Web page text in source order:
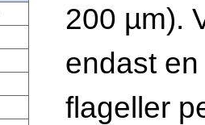
200 µm).
endast
flageller